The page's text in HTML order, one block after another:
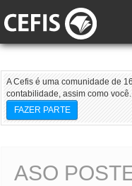
A Cefis é uma comunidade de
contabilidade, assim como
FAZER PARTE
ASO